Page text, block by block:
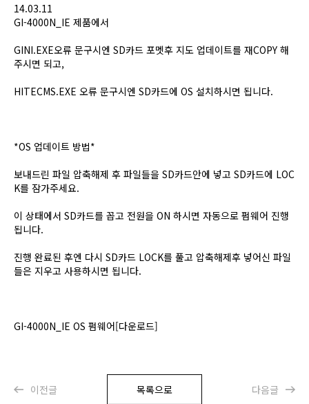
14.03.11
GI-4000N_IE 제품에서
GINI.EXE오류 문구시엔 SD카드 포멧후 지도 업데이트를 재COPY 해
주시면 되고,
HITECMS.EXE 오류 문구시엔 SD카드에 OS 설치하시면 됩니다.
*OS 업데이트 방법*
보내드린 파일 압축해제 후 파일들을 SD카드안에 넣고 SD카드에 LOC
K를 잠가주세요.
이 상태에서 SD카드를 꼽고 전원을 ON 하시면 자동으로 펌웨어 진행
됩니다.
진행 완료된 후엔 다시 SD카드 LOCK를 풀고 압축해제후 넣어신 파일
들은 지우고 사용하시면 됩니다.
GI-4000N_IE OS 펌웨어[다운로드]
이전글 목록으로 다음글